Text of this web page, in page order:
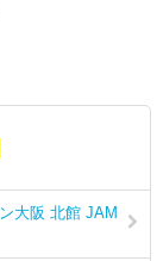
大阪 北館 JAM